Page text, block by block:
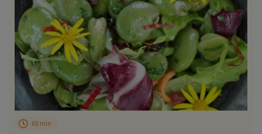
60 min